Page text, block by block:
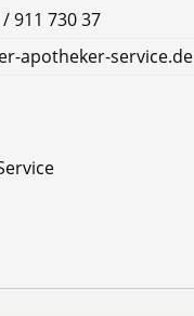
911 730 37
apotheker-service.de